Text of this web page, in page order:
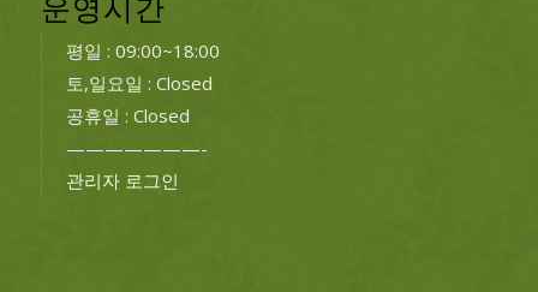
운영시간
평일 : 09:00~18:00
토,일요일 : Closed
공휴일 : Closed
———————-
관리자 로그인